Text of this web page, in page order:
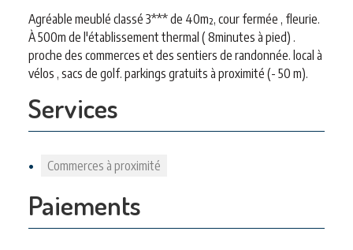
Agréable meublé classé 3*** de 40m², cour fermée , fleurie.
À 500m de l'établissement thermal ( 8minutes à pied) .
proche des commerces et des sentiers de randonnée. local à
vélos , sacs de golf. parkings gratuits à proximité (- 50 m).
Services
Commerces à proximité
Paiements